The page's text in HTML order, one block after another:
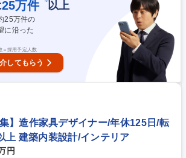
■(4)型に合わせた布や皮の裁断 ■(5)生地の縫製お
スタッフと同行しての納品 ※数量のある製品はチ
メイド品は1名で一貫して担当するなど、案件に
！ハン
の製造職/転勤なし
25万件 以上
25万件の
に沿った
採用予定人数
してもらう
】造作家具デザイナー/年休125日/転
上 建築内装設計/インテリア
円